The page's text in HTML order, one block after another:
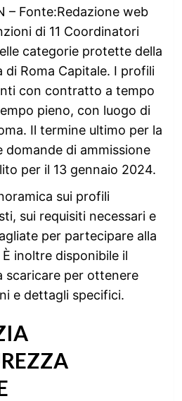
– Fonte:Redazione web
di 11 Coordinatori
categorie protette della
Roma Capitale. I profili
con contratto a tempo
pieno, con luogo di
Il termine ultimo per la
domande di ammissione
per il 13 gennaio 2024.
sui profili
sui requisiti necessari e
per partecipare alla
inoltre disponibile il
scaricare per ottenere
e dettagli specifici.